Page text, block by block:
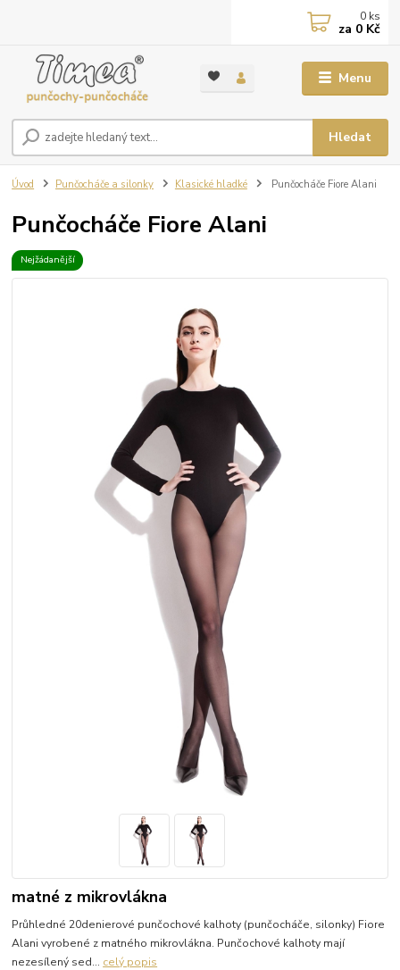
Menu
Hledat
0 ks
za 0 Kč
Úvod Punčocháče a silonky Klasické hladké Punčocháče Fiore Alani
Punčocháče Fiore Alani
Nejžádanější
matné z mikrovlákna
Průhledné 20denierové punčochové kalhoty (punčocháče, silonky) Fiore
Alani vyrobené z matného mikrovlákna. Punčochové kalhoty mají
nezesílený sed... celý popis